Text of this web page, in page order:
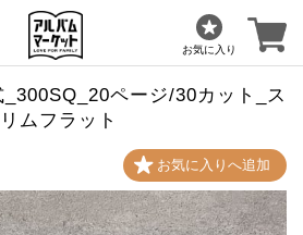
お気に入り
ページ/30カット_ス
リムフラット